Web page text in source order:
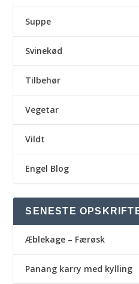
Suppe
Svinekød
Tilbehør
Vegetar
Vildt
Engel Blog
SENESTE
Æblekage – Færøsk
Panang karry med kylling